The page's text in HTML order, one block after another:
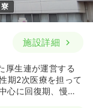
寮
施設詳細
厚生連が運営する
期2次医療を担って
心に回復期、慢性